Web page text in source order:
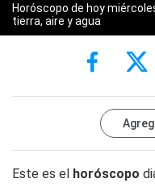
Horóscopo de hoy
tierra, aire y agua
Este es el horóscopo